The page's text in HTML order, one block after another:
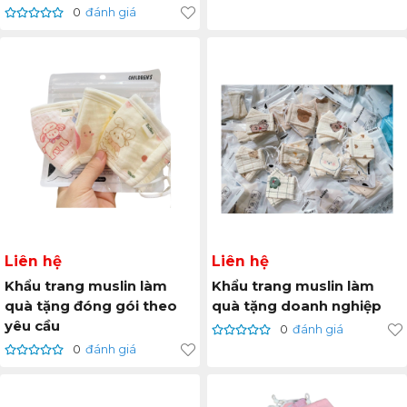
0 đánh giá
Liên hệ
Khẩu trang muslin làm
quà tặng đóng gói theo
yêu cầu
0 đánh giá
Liên hệ
Khẩu trang muslin làm
quà tặng doanh nghiệp
0 đánh giá